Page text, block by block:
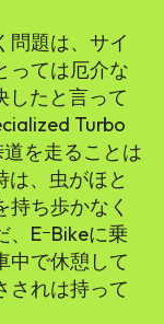
問題は、サイ
っては厄介な
したと言って
Turbo
を走ることは
は、虫がほと
ち歩かなく
、EｰBikeに乗
中で休憩して
されは持って